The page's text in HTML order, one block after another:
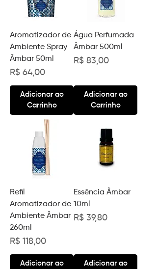
Aromatizador de
Ambiente Spray
Âmbar 50ml
Preço
R$ 64,00
Adicionar ao
Carrinho
Água Perfumada
Âmbar 500ml
Preço
R$ 83,00
Adicionar ao
Carrinho
Refil
Aromatizador de
Ambiente Âmbar
260ml
Preço
R$ 118,00
Adicionar ao
Essência Âmbar
10ml
Preço
R$ 39,80
Adicionar ao